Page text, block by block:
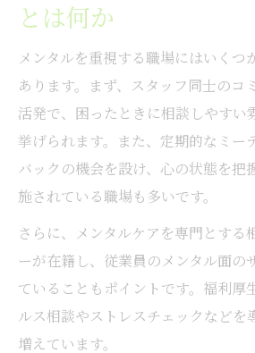
とは何か
メンタルを重視する職場にはいくつ
あります。まず、スタッフ同士のコ
活発で、困ったときに相談しやすい
挙げられます。また、定期的なミー
バックの機会を設け、心の状態を把
施されている職場も多いです。
さらに、メンタルケアを専門とする
ーが在籍し、従業員のメンタル面の
ていることもポイントです。福利厚
ルス相談やストレスチェックなどを
増えています。